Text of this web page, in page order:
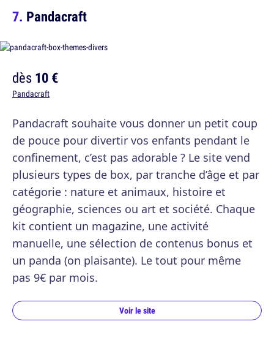
Pandacraft
dès10 €
Pandacraft
Pandacraft souhaite vous donner un petit coup
de pouce pour divertir vos enfants pendant le
confinement, c’est pas adorable ? Le site vend
plusieurs types de box, par tranche d’âge et par
catégorie : nature et animaux, histoire et
géographie, sciences ou art et société. Chaque
kit contient un magazine, une activité
manuelle, une sélection de contenus bonus et
un panda (on plaisante). Le tout pour même
pas 9€ par mois.
Voir le site